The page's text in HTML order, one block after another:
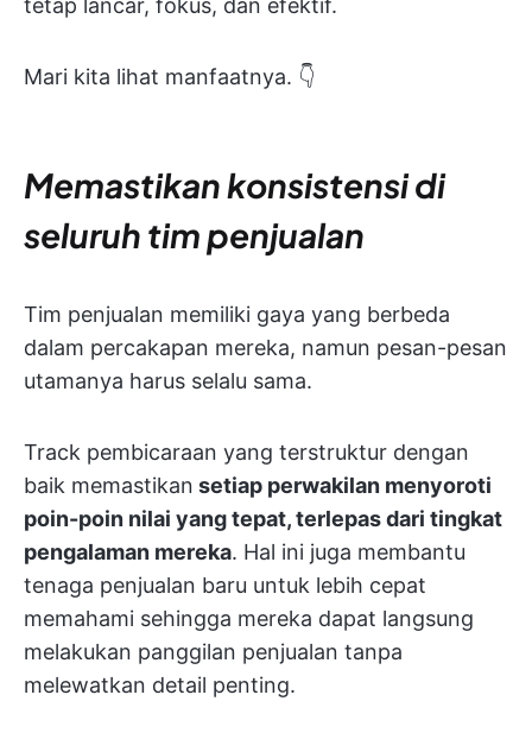
tetap lancar, fokus, dan efektif.
Mari kita lihat manfaatnya. 👇
Memastikan konsistensi di
seluruh tim penjualan
Tim penjualan memiliki gaya yang berbeda
dalam percakapan mereka, namun pesan-pesan
utamanya harus selalu sama.
Track pembicaraan yang terstruktur dengan
baik memastikan setiap perwakilan menyoroti
poin-poin nilai yang tepat, terlepas dari tingkat
pengalaman mereka. Hal ini juga membantu
tenaga penjualan baru untuk lebih cepat
memahami sehingga mereka dapat langsung
melakukan panggilan penjualan tanpa
melewatkan detail penting.